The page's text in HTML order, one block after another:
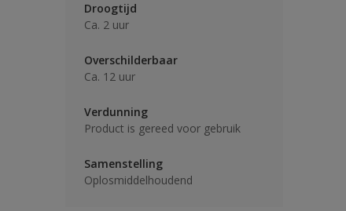
Droogtijd
Ca. 2 uur
Overschilderbaar
Ca. 12 uur
Verdunning
Product is gereed voor gebruik
Samenstelling
Oplosmiddelhoudend